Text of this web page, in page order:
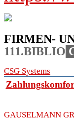
FIRMEN-
111.BIBLIO
CSG Systems
GAUSELMANN